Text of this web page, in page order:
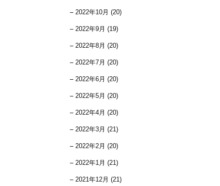
2022年10月 (20)
2022年9月 (19)
2022年8月 (20)
2022年7月 (20)
2022年6月 (20)
2022年5月 (20)
2022年4月 (20)
2022年3月 (21)
2022年2月 (20)
2022年1月 (21)
2021年12月 (21)